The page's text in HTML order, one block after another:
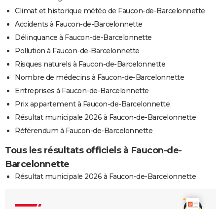
Climat et historique météo de Faucon-de-Barcelonnette
Accidents à Faucon-de-Barcelonnette
Délinquance à Faucon-de-Barcelonnette
Pollution à Faucon-de-Barcelonnette
Risques naturels à Faucon-de-Barcelonnette
Nombre de médecins à Faucon-de-Barcelonnette
Entreprises à Faucon-de-Barcelonnette
Prix appartement à Faucon-de-Barcelonnette
Résultat municipale 2026 à Faucon-de-Barcelonnette
Référendum à Faucon-de-Barcelonnette
Tous les résultats officiels à Faucon-de-
Barcelonnette
Résultat municipale 2026 à Faucon-de-Barcelonnette